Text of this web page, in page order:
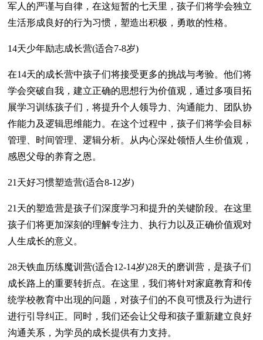
军人的严谨与自律，在这短暂的七天里，孩子们将学会独立
生活形成良好的行为习惯，塑造出积极，勇敢的性格。
14天少年励志成长营(适合7-8岁)
在14天的成长营中孩子们将接受更多的挑战与考验。他们将
学会突破自我，建立正确的思想行为价值观，通过多项目拓
展学习训练孩子们，将提升个人领导力、沟通能力、团队协
作能力及逻辑思维能力。在这个过程中，孩子们将学会目标
管理、时间管理、逻辑分析。从内心深处领悟人生价值观，
感恩父母的养育之恩。
21天好习惯塑造营(适合8-12岁)
21天的塑造营是孩子们深度学习和提升的关键阶段。在这里
孩子们将更加深刻的理解专注力、执行力以及正确价值观对
人生成长的意义。
28天铁血历练魔训营(适合12-14岁)28天的磨训营，是孩子们
成长路上的重要转折点。在这里，我们将针对家庭教育和传
统学校教育中出现的问题，对孩子们的不良可惯及行为进行
进行引导纠正。同时，我们还会让父母和孩子重新建立良好
沟通关系，为学员的成长提供有力支持。